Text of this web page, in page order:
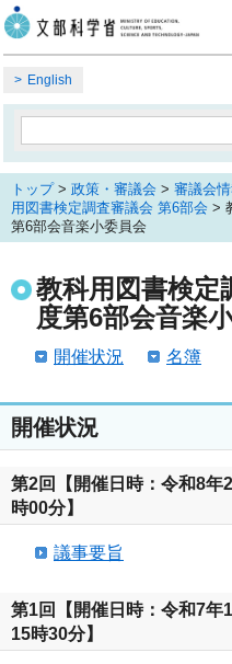
English
トップ> 政策・審議会 > 審議会
用図書検定調査審議会 第6部会 >
第6部会音楽小委員会
教科用図書検定
度第6部会音楽
開催状況 名簿
開催状況
第2回【開催日時：令和8年
時00分】
議事要旨
第1回【開催日時：令和7年
15時30分】